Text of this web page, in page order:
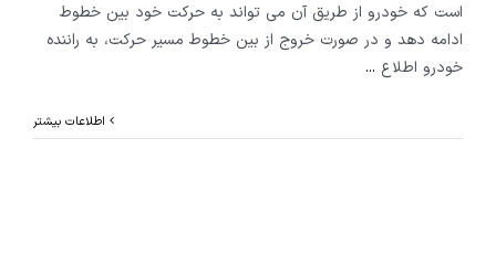
است که خودرو از طریق آن می تواند به حرکت خود بین خطوط
ادامه دهد و در صورت خروج از بین خطوط مسیر حرکت، به راننده
خودرو اطلاع ...
اطلاعات بیشتر